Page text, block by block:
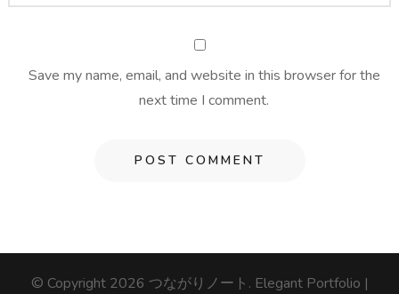
Save my name, email, and website in this browser for the
next time I comment.
© Copyright 2026 つながりノート . Elegant Portfolio |